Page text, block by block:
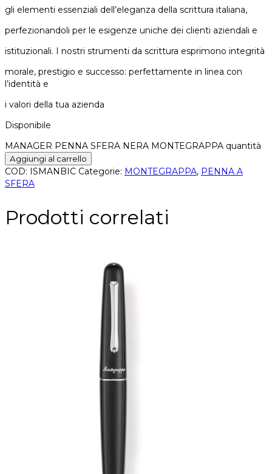
gli elementi essenziali dell’eleganza della scrittura italiana,
perfezionandoli per le esigenze uniche dei clienti aziendali e
istituzionali. I nostri strumenti da scrittura esprimono integrità
morale, prestigio e successo: perfettamente in linea con
l’identità e
i valori della tua azienda
Disponibile
MANAGER PENNA SFERA NERA MONTEGRAPPA quantità
Aggiungi al carrello
COD: ISMANBIC Categorie: MONTEGRAPPA, PENNA A
SFERA
Prodotti correlati